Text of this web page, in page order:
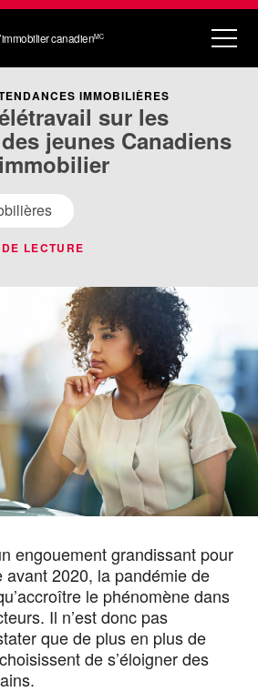
canadienMC
IMMOBILIÈRES
sur les
jeunes Canadiens
LECTURE
engouement grandissant pour
avant 2020, la pandémie de
le phénomène dans
Il n’est donc pas
que de plus en plus de
de s’éloigner des